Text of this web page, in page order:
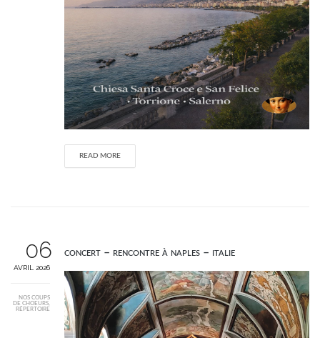
READ MORE
06
AVRIL 2026
NOS COUPS
DE CHOEURS,
RÉPERTOIRE
concert – rencontre à naples – italie